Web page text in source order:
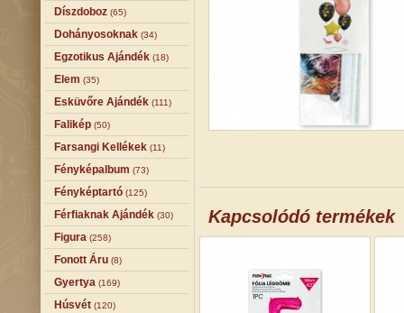
Díszdoboz (65)
Dohányosoknak (34)
Egzotikus Ajándék (18)
Elem (35)
Esküvőre Ajándék (111)
Falikép (50)
Farsangi Kellékek (11)
Fényképalbum (73)
Fényképtartó (125)
Férfiaknak Ajándék (30)
Figura (258)
Fonott Áru (8)
Gyertya (169)
Húsvét (120)
Kapcsolódó termékek